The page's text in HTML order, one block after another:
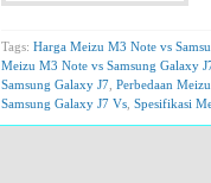
Tags: Harga Meizu M3 Note vs
Meizu M3 Note vs Samsung Galaxy
Samsung Galaxy J7, Perbedaan
Samsung Galaxy J7 Vs, Spesifikasi